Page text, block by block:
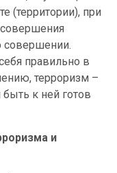
(территории), при
совершении.
правильно в
терроризм –
к ней готов
и